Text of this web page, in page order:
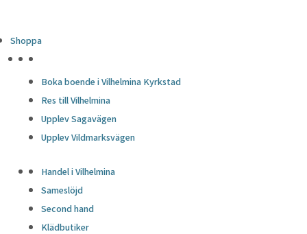
Shoppa
Boka boende i Vilhelmina Kyrkstad
Res till Vilhelmina
Upplev Sagavägen
Upplev Vildmarksvägen
Handel i Vilhelmina
Sameslöjd
Second hand
Klädbutiker